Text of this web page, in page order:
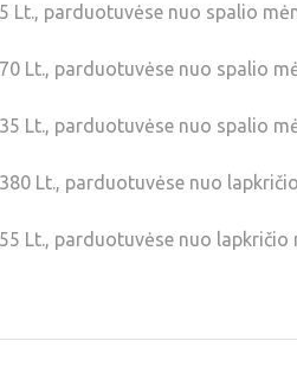
Lt., parduotuvėse nuo spalio
Lt., parduotuvėse nuo spalio
Lt., parduotuvėse nuo spalio
Lt., parduotuvėse nuo
Lt., parduotuvėse nuo lapkričio